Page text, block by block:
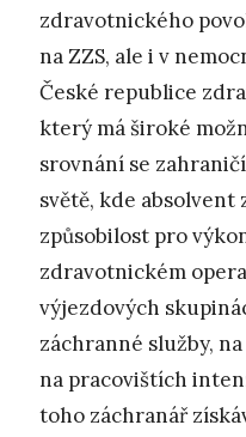
zdravotnického
na ZZS, ale i v
České republice
který má široké
srovnání se
světě, kde absolvent
způsobilost pro
zdravotnickém
výjezdových
záchranné služby,
na pracovištích
toho záchranář